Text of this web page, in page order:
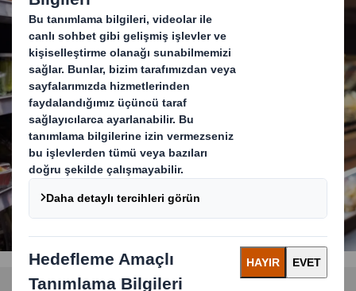
üst düzeye çıkarmanıza
yardımcı oluyoruz
KEŞFETMEK IÇIN